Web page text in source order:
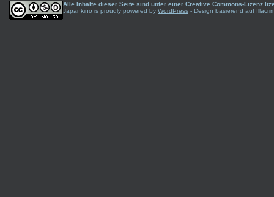
Alle Inhalte dieser Seite sind unter einer Creative Commons-Lizenz
Japankino is proudly powered by WordPress - Design basierend auf